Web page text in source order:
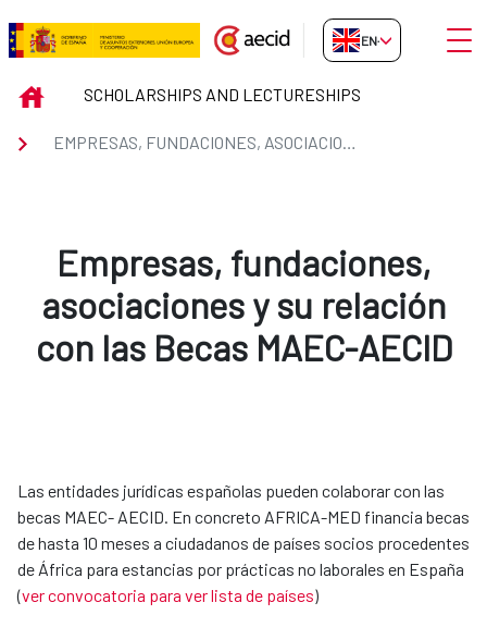
Skip to Main Content
Empresas, fundaciones,
EN-GB
INICIOSCHOLARSHIPS AND LECTURESHIPS
EMPRESAS, FUNDACIONES, ASOCIACIONES Y SU RELACIÓN CON LAS BECAS MAEC-AECID
Empresas, fundaciones,
asociaciones y su relación
con las Becas MAEC-AECID
Las entidades jurídicas españolas pueden colaborar con las
becas MAEC- AECID. En concreto AFRICA-MED financia becas
de hasta 10 meses a ciudadanos de países socios procedentes
de África para estancias por prácticas no laborales en España
(ver convocatoria para ver lista de países)